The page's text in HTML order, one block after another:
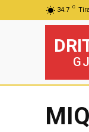
34.7 C